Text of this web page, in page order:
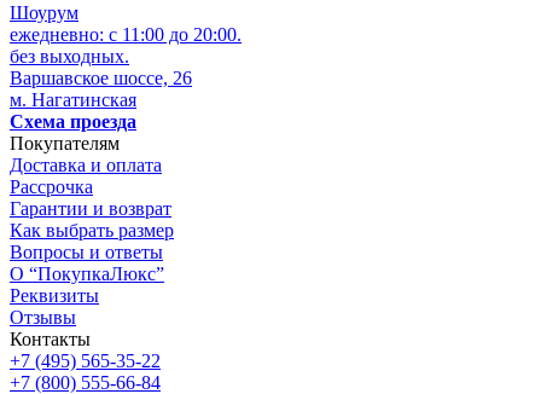
Шоурум
ежедневно: с 11:00 до 20:00.
без выходных.
Варшавское шоссе, 26
м. Нагатинская
Схема проезда
Покупателям
Доставка и оплата
Рассрочка
Гарантии и возврат
Как выбрать размер
Вопросы и ответы
О “ПокупкаЛюкс”
Реквизиты
Отзывы
Контакты
+7 (495) 565-35-22
+7 (800) 555-66-84